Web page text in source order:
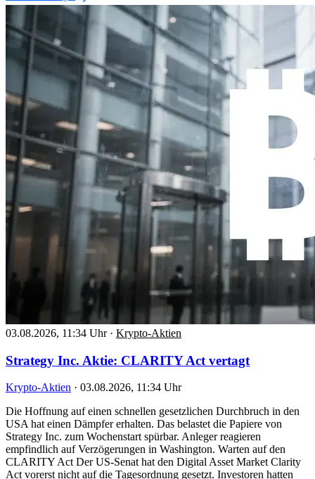
03.08.2026, 11:34 Uhr · Krypto-Aktien
Strategy Inc. Aktie: CLARITY Act vertagt
Krypto-Aktien · 03.08.2026, 11:34 Uhr
Die Hoffnung auf einen schnellen gesetzlichen Durchbruch in den
USA hat einen Dämpfer erhalten. Das belastet die Papiere von
Strategy Inc. zum Wochenstart spürbar. Anleger reagieren
empfindlich auf Verzögerungen in Washington. Warten auf den
CLARITY Act Der US-Senat hat den Digital Asset Market Clarity
Act vorerst nicht auf die Tagesordnung gesetzt. Investoren hatten